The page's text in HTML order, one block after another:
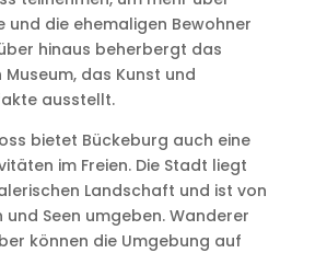
und die ehemaligen Bewohner
hinaus beherbergt das
das Kunst und
ausstellt.
bietet Bückeburg auch eine
im Freien. Die Stadt liegt
Landschaft und ist von
und Seen umgeben. Wanderer
können die Umgebung auf